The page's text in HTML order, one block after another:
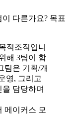
다른가요? 목표
적조직입니
해 3팀이 함
팀은 기획/개
영, 그리고
담당하며
메이커스 모